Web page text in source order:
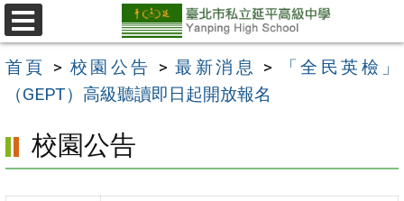
跳
至
主
區
選
單
首頁 > 校園公告 >最新消息 >
「全民英檢」
（GEPT）高級聽讀即日起開放報名
校園公告